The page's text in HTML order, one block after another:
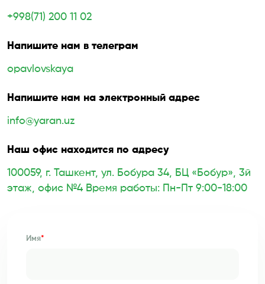
+998(71) 200 11 02
Напишите нам в телеграм
opavlovskaya
Напишите нам на электронный адрес
info@yaran.uz
Наш офис находится по адресу
100059, г. Ташкент, ул. Бобура 34, БЦ «Бобур», 3й
этаж, офис №4 Время работы: Пн-Пт 9:00-18:00
Имя*